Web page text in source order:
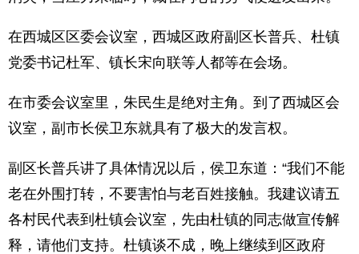
在西城区区委会议室，西城区政府副区长普兵、杜镇
党委书记杜军、镇长宋向联等人都等在会场。
在市委会议室里，朱民生是绝对主角。到了西城区会
议室，副市长侯卫东就具有了极大的发言权。
副区长普兵讲了具体情况以后，侯卫东道：“我们不能
老在外围打转，不要害怕与老百姓接触。我建议请五
各村民代表到杜镇会议室，先由杜镇的同志做宣传解
释，请他们支持。杜镇谈不成，晚上继续到区政府